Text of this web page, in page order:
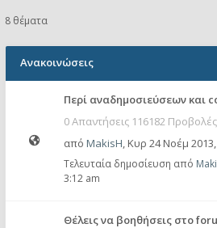
8 θέματα
Ανακοινώσεις
Περί αναδημοσιεύσεων και
0 Απαντήσεις 116182 Προβολές
από MakisH, Κυρ 24 Νοέμ
Τελευταία δημοσίευση από
3:12 am
Θέλεις να βοηθήσεις στο